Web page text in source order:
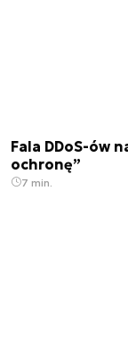
Fala DDoS-ów
ochronę”
7 min.